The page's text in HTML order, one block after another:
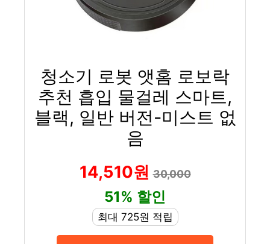
청소기 로봇 앳홈 로보락
추천 흡입 물걸레 스마트,
블랙, 일반 버전-미스트 없
음
14,510원30,000
51% 할인
최대 725원 적립